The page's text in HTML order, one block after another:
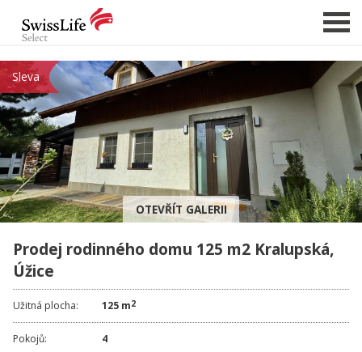
NABÍDKA NEMOVITOSTÍ
CHCI PRODAT / PRONAJMOUT
HLÍDAT NOVÉ NABÍDKY
CHCI OCENIT NEMOVITOST
O NÁS
REFERENCE
KARIÉRA
FINANCOVÁNÍ / HYPOTÉKA
Sleva
OTEVŘÍT GALERII
Prodej rodinného domu 125 m2 Kralupská,
Úžice
Užitná plocha: 125 m2
Pokojů: 4